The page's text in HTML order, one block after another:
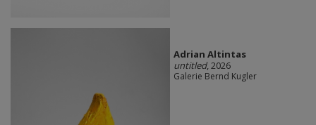
Adrian Altintas
untitled, 2026
Galerie Bernd Kugler